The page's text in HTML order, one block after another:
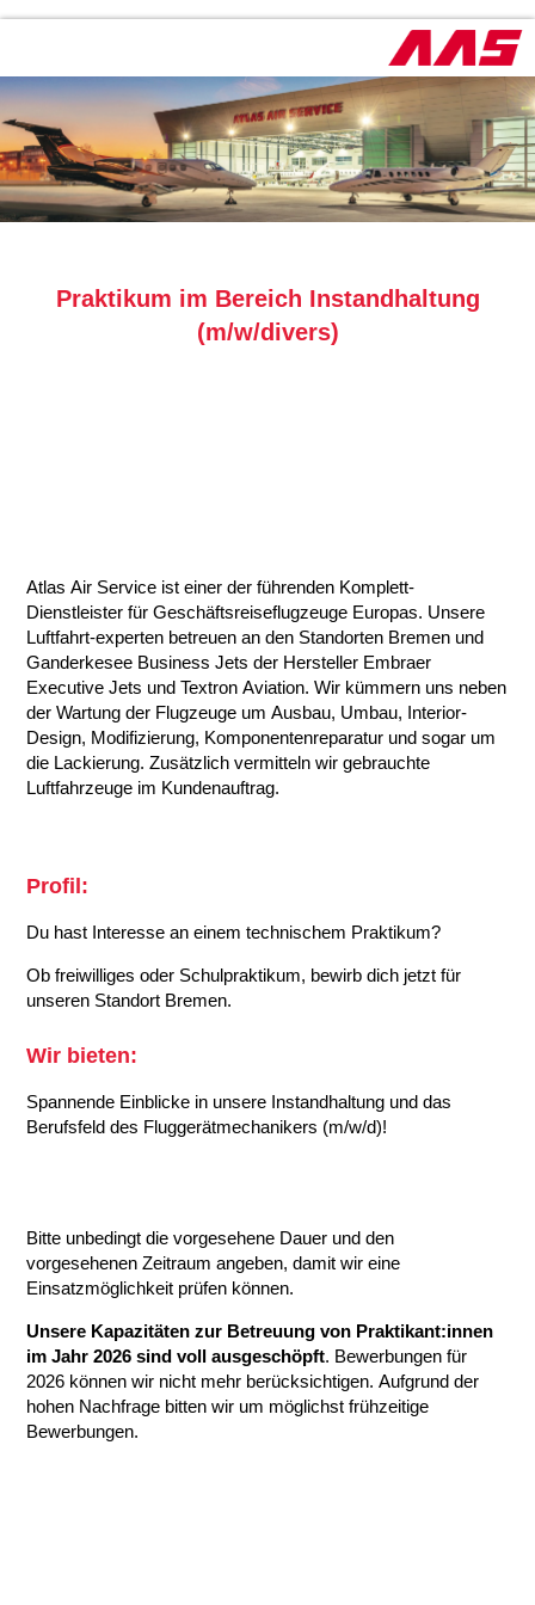
Praktikum im Bereich Instandhaltung
(m/w/divers)
Atlas Air Service ist einer der führenden Komplett-
Dienstleister für Geschäftsreiseflugzeuge Europas. Unsere
Luftfahrt-experten betreuen an den Standorten Bremen und
Ganderkesee Business Jets der Hersteller Embraer
Executive Jets und Textron Aviation. Wir kümmern uns neben
der Wartung der Flugzeuge um Ausbau, Umbau, Interior-
Design, Modifizierung, Komponentenreparatur und sogar um
die Lackierung. Zusätzlich vermitteln wir gebrauchte
Luftfahrzeuge im Kundenauftrag.
Profil:
Du hast Interesse an einem technischem Praktikum?
Ob freiwilliges oder Schulpraktikum, bewirb dich jetzt für
unseren Standort Bremen.
Wir bieten:
Spannende Einblicke in unsere Instandhaltung und das
Berufsfeld des Fluggerätmechanikers (m/w/d)!
Bitte unbedingt die vorgesehene Dauer und den
vorgesehenen Zeitraum angeben, damit wir eine
Einsatzmöglichkeit prüfen können.
Unsere Kapazitäten zur Betreuung von Praktikant:innen
im Jahr 2026 sind voll ausgeschöpft. Bewerbungen für
2026 können wir nicht mehr berücksichtigen. Aufgrund der
hohen Nachfrage bitten wir um möglichst frühzeitige
Bewerbungen.